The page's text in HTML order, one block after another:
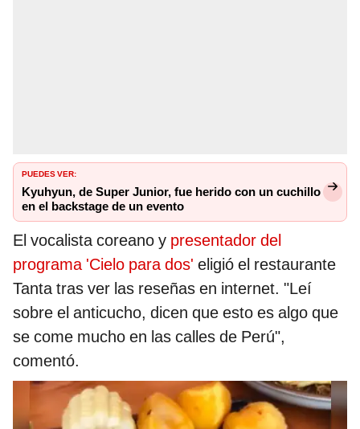
PUEDES VER:
Kyuhyun, de Super Junior, fue herido con un cuchillo
en el backstage de un evento
El vocalista coreano y presentador del
programa 'Cielo para dos' eligió el restaurante
Tanta tras ver las reseñas en internet. "Leí
sobre el anticucho, dicen que esto es algo que
se come mucho en las calles de Perú",
comentó.